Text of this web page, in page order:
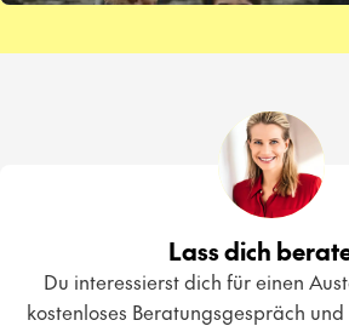
Lass dich
Du interessierst dich für einen
kostenloses Beratungsgespräch